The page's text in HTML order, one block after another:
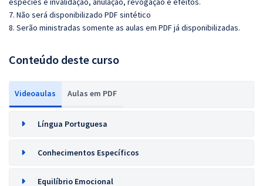
7. Não será disponibilizado PDF sintético
8. Serão ministradas somente as aulas em PDF já disponibilizadas.
Conteúdo deste curso
Videoaulas Aulas em PDF
Língua Portuguesa
Conhecimentos Específicos
Equilíbrio Emocional